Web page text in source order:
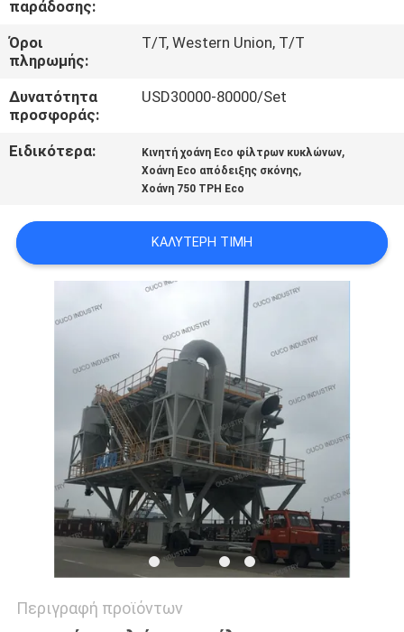
ΠΟΙΌΤΗΤΑΣ
ΕΙΔΉΣΕΙΣ
ΥΠΟΘΈΣΕΙΣ
US
SITEMAP
ΠΟΛΙΤΙΚΉ
ΑΠΟΡΡΉΤΟΥ
παράδοσης:
Όροι
πληρωμής:
T/T, Western Union, T/T
Δυνατότητα
προσφοράς:
USD30000-80000/Set
Ειδικότερα: Κινητή χοάνη Eco φίλτρων κυκλώνων,
Χοάνη Eco απόδειξης σκόνης,
Χοάνη 750 TPH Eco
ΚΑΛΎΤΕΡΗ ΤΙΜΉ
Περιγραφή προϊόντων